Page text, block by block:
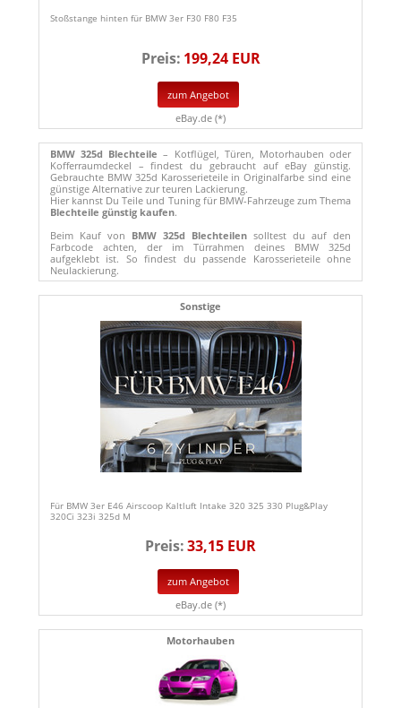
Stoßstange hinten für BMW 3er F30 F80 F35
Preis: 199,24 EUR
zum Angebot
eBay.de (*)
BMW 325d Blechteile – Kotflügel, Türen, Motorhauben oder
Kofferraumdeckel – findest du gebraucht auf eBay günstig.
Gebrauchte BMW 325d Karosserieteile in Originalfarbe sind eine
günstige Alternative zur teuren Lackierung.
Hier kannst Du Teile und Tuning für BMW-Fahrzeuge zum Thema
Blechteile günstig kaufen.
Beim Kauf von BMW 325d Blechteilen solltest du auf den
Farbcode achten, der im Türrahmen deines BMW 325d
aufgeklebt ist. So findest du passende Karosserieteile ohne
Neulackierung.
Sonstige
Für BMW 3er E46 Airscoop Kaltluft Intake 320 325 330 Plug&Play
320Ci 323i 325d M
Preis:33,15 EUR
zum Angebot
eBay.de (*)
Motorhauben